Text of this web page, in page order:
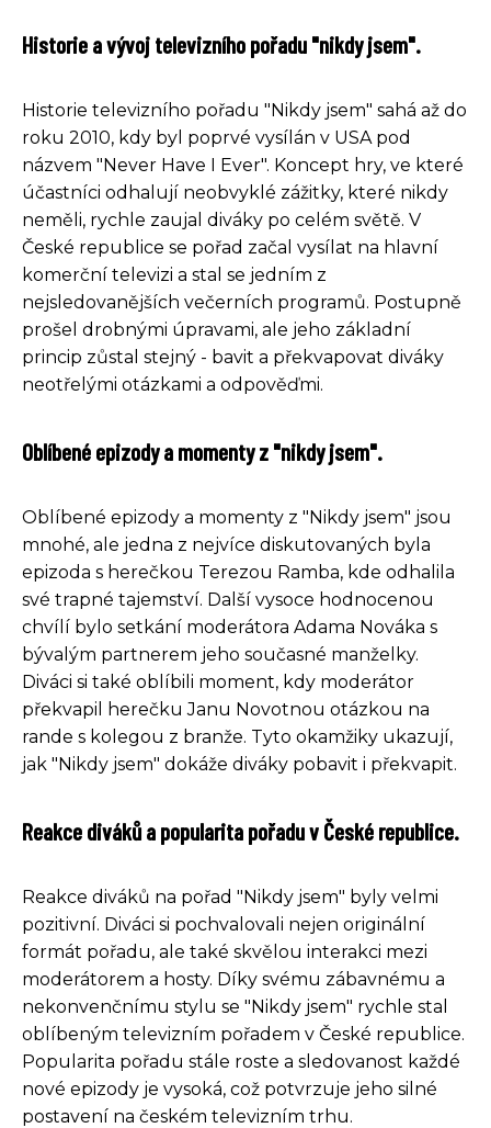
Historie a vývoj televizního pořadu "nikdy jsem".
Historie televizního pořadu "Nikdy jsem" sahá až do
roku 2010, kdy byl poprvé vysílán v USA pod
názvem "Never Have I Ever". Koncept hry, ve které
účastníci odhalují neobvyklé zážitky, které nikdy
neměli, rychle zaujal diváky po celém světě. V
České republice se pořad začal vysílat na hlavní
komerční televizi a stal se jedním z
nejsledovanějších večerních programů. Postupně
prošel drobnými úpravami, ale jeho základní
princip zůstal stejný - bavit a překvapovat diváky
neotřelými otázkami a odpověďmi.
Oblíbené epizody a momenty z "nikdy jsem".
Oblíbené epizody a momenty z "Nikdy jsem" jsou
mnohé, ale jedna z nejvíce diskutovaných byla
epizoda s herečkou Terezou Ramba, kde odhalila
své trapné tajemství. Další vysoce hodnocenou
chvílí bylo setkání moderátora Adama Nováka s
bývalým partnerem jeho současné manželky.
Diváci si také oblíbili moment, kdy moderátor
překvapil herečku Janu Novotnou otázkou na
rande s kolegou z branže. Tyto okamžiky ukazují,
jak "Nikdy jsem" dokáže diváky pobavit i překvapit.
Reakce diváků a popularita pořadu v České republice.
Reakce diváků na pořad "Nikdy jsem" byly velmi
pozitivní. Diváci si pochvalovali nejen originální
formát pořadu, ale také skvělou interakci mezi
moderátorem a hosty. Díky svému zábavnému a
nekonvenčnímu stylu se "Nikdy jsem" rychle stal
oblíbeným televizním pořadem v České republice.
Popularita pořadu stále roste a sledovanost každé
nové epizody je vysoká, což potvrzuje jeho silné
postavení na českém televizním trhu.